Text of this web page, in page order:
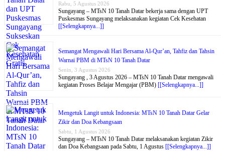
Rabu, 5 Agustus 2026
Sungayang – MTsN 10 Tanah Datar bekerja sama dengan UPT
Puskesmas Sungayang melaksanakan kegiatan Cek Kesehatan
[[Selengkapnya...]]
Semangat Mengawali Hari Bersama Al-Qur’an, Tahfiz dan Tahsin
Warnai PBM di MTsN 10 Tanah Datar
Senin, 3 Agustus 2026
Sungayang , 3 Agustus 2026 – MTsN 10 Tanah Datar mengawali
kegiatan Proses Belajar Mengajar (PBM) [[Selengkapnya...]]
Mengetuk Langit untuk Indonesia: MTsN 10 Tanah Datar Gelar
Zikir dan Doa Kebangsaan
Sabtu, 1 Agustus 2026
Sungayang – MTsN 10 Tanah Datar melaksanakan kegiatan Zikir
dan Doa Kebangsaan pada Sabtu, 1 Agustus [[Selengkapnya...]]